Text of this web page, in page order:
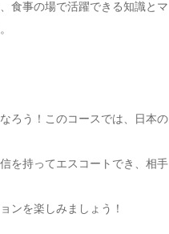
食事の場で活躍できる知識とマ
ろう！このコースでは、日本の
を持ってエスコートでき、相手
ンを楽しみましょう！